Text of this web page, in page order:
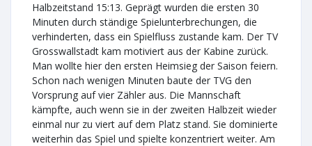
Halbzeitstand 15:13. Geprägt wurden die ersten 30
Minuten durch ständige Spielunterbrechungen, die
verhinderten, dass ein Spielfluss zustande kam. Der TV
Grosswallstadt kam motiviert aus der Kabine zurück.
Man wollte hier den ersten Heimsieg der Saison feiern.
Schon nach wenigen Minuten baute der TVG den
Vorsprung auf vier Zähler aus. Die Mannschaft
kämpfte, auch wenn sie in der zweiten Halbzeit wieder
einmal nur zu viert auf dem Platz stand. Sie dominierte
weiterhin das Spiel und spielte konzentriert weiter. Am